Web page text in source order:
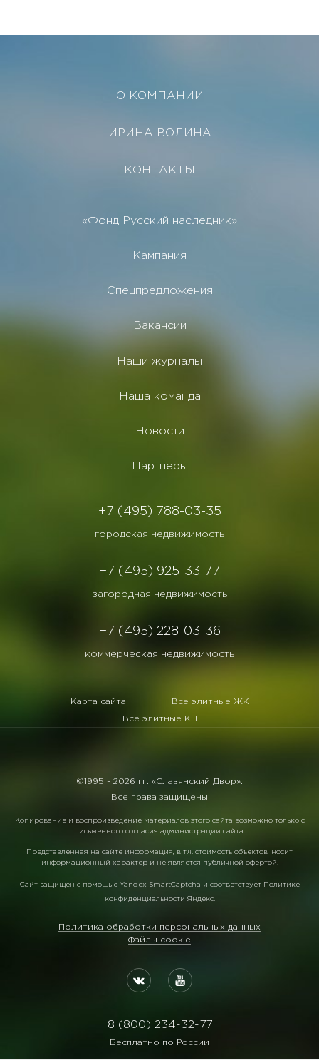
О КОМПАНИИ
ИРИНА ВОЛИНА
КОНТАКТЫ
«Фонд Русский наследник»
Кампания
Спецпредложения
Вакансии
Наши журналы
Наша команда
Новости
Партнеры
+7 (495) 788-03-35
городская недвижимость
+7 (495) 925-33-77
загородная недвижимость
+7 (495) 228-03-36
коммерческая недвижимость
Карта сайта Все элитные ЖК
Все элитные КП
©1995 - 2026 гг. «Славянский Двор».
Все права защищены
Копирование и воспроизведение материалов этого сайта возможно только с
письменного согласия администрации сайта.
Представленная на сайте информация, в т.ч. стоимость объектов, носит
информационный характер и не является публичной офертой.
Сайт защищен с помощью Yandex SmartCaptcha и соответствует Политике
конфиденциальности Яндекс.
Политика обработки персональных данных
Файлы cookie
8 (800) 234-32-77
Бесплатно по России